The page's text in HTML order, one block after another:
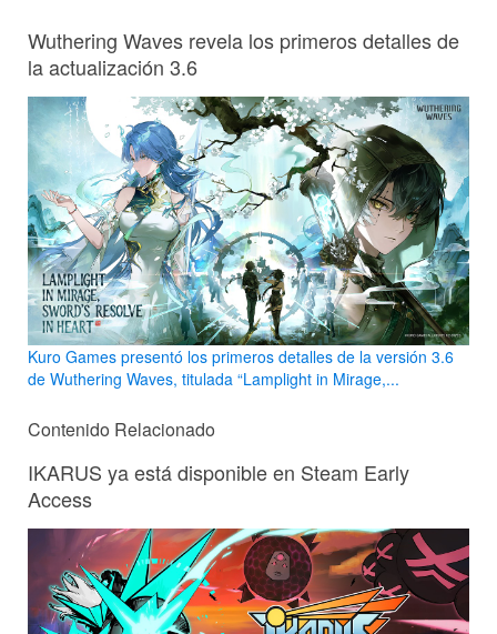
Wuthering Waves revela los primeros detalles de
la actualización 3.6
Kuro Games presentó los primeros detalles de la versión 3.6
de Wuthering Waves, titulada “Lamplight in Mirage,...
Contenido Relacionado
IKARUS ya está disponible en Steam Early
Access